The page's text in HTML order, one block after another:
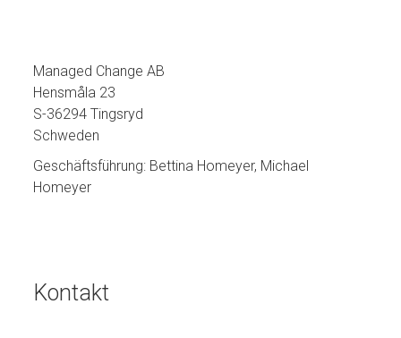
Managed Change AB
Hensmåla 23
S-36294 Tingsryd
Schweden
Geschäftsführung: Bettina Homeyer, Michael
Homeyer
Kontakt